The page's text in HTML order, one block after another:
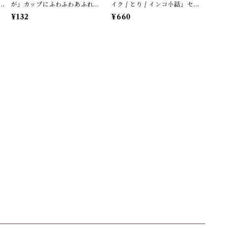
が」カップにふわふわあふれる
シマエナガ / カフェオレ色 / ク
¥132
イク / とり / インコ小話」セキ
セイ＆オカメ / 小鳥刺繍のハン
¥660